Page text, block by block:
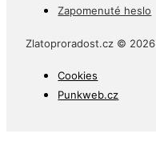
Zapomenuté heslo
Zlatoproradost.cz © 2026
Cookies
Punkweb.cz